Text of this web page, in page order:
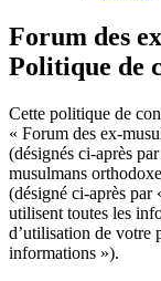
Forum des
Politique de
Cette politique de
« Forum des ex-
(désignés ci-après
musulmans
(désigné ci-après
utilisent toutes les
d’utilisation de votre
informations »).